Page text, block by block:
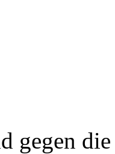
gegen